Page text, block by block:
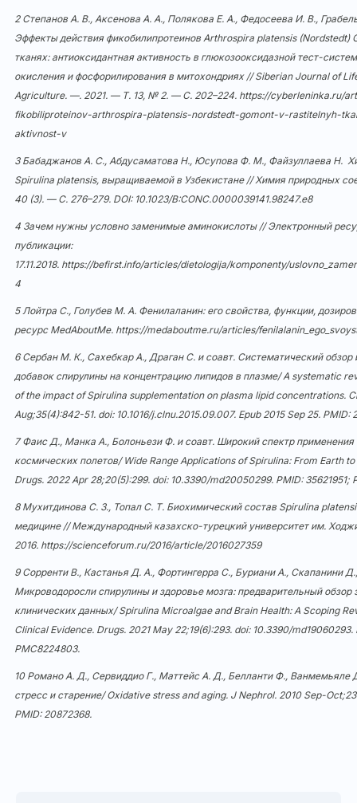
2 Степанов А. В., Аксенова А. А., Полякова Е. А., Федосеева И. В.,
Эффекты действия фикобилипротеинов Arthrospira platensis (Nordstedt)
тканях: антиоксидантная активность в глюкозооксидазной тест-
окисления и фосфорилирования в митохондриях // Siberian Journal of
Agriculture. —. 2021. — Т. 13, № 2. — C. 202–224. https://cyberleninka.ru/
fikobiliproteinov-arthrospira-platensis-nordstedt-gomont-v-rastitelnyh-
aktivnost-v
3 Бабаджанов А. С., Абдусаматова Н., Юсупова Ф. М., Файзуллаева Н.
Spirulina platensis, выращиваемой в Узбекистане // Химия природных
40 (3). — С. 276–279. DOI: 10.1023/B:CONC.0000039141.98247.e8
4 Зачем нужны условно заменимые аминокислоты // Электронный
публикации:
17.11.2018. https://befirst.info/articles/dietologija/komponenty/
4
5 Лойтра С., Голубев М. А. Фенилаланин: его свойства, функции,
ресурс MedAboutMe. https://medaboutme.ru/articles/
6 Сербан М. К., Сахебкар А., Драган С. и соавт. Систематический обзор
добавок спирулины на концентрацию липидов в плазме/ A systematic
of the impact of Spirulina supplementation on plasma lipid concentrations.
Aug;35(4):842-51. doi: 10.1016/j.clnu.2015.09.007. Epub 2015 Sep 25. PMID:
7 Фаис Д., Манка А., Болоньези Ф. и соавт. Широкий спектр применения
космических полетов/ Wide Range Applications of Spirulina: From Earth
Drugs. 2022 Apr 28;20(5):299. doi: 10.3390/md20050299. PMID: 35621951;
8 Мухитдинова С. З., Топал С. Т. Биохимический состав Spirulina
медицине // Международный казахско-турецкий университет им.
2016. https://scienceforum.ru/2016/article/2016027359
9 Сорренти В., Кастанья Д. А., Фортингерра С., Буриани А., Скапанини
Микроводоросли спирулины и здоровье мозга: предварительный
клинических данных/ Spirulina Microalgae and Brain Health: A Scoping
Clinical Evidence. Drugs. 2021 May 22;19(6):293. doi: 10.3390/md19060293.
PMC8224803.
10 Романо А. Д., Сервиддио Г., Маттейс А. Д., Белланти Ф., Ванмемьяле
стресс и старение/ Oxidative stress and aging. J Nephrol. 2010 Sep-
PMID: 20872368.